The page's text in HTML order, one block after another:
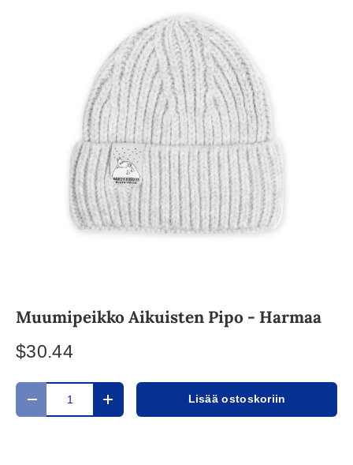
Muumipeikko Aikuisten Pipo - Harmaa
$30.44
Määrä
Translation missing: fi.cart.items.decrease_quantity
Translation missing:Lisää ostoskoriin